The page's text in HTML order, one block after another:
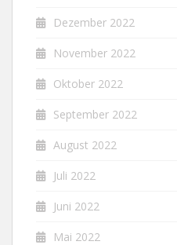
Dezember 2022
November 2022
Oktober 2022
September 2022
August 2022
Juli 2022
Juni 2022
Mai 2022